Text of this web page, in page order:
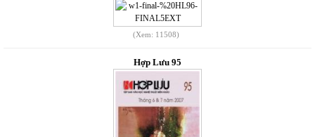
(Xem: 11508)
Hợp Lưu 95